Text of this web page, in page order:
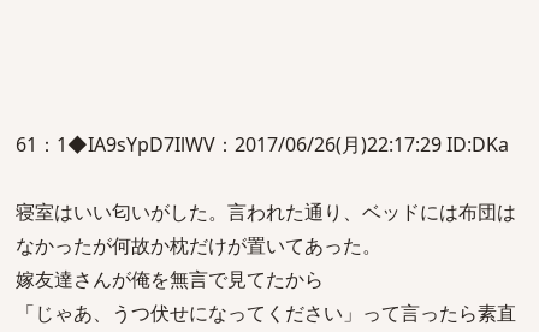
61：1◆IA9sYpD7IlWV：2017/06/26(月)22:17:29 ID:DKa
寝室はいい匂いがした。言われた通り、ベッドには布団は
なかったが何故か枕だけが置いてあった。
嫁友達さんが俺を無言で見てたから
「じゃあ、うつ伏せになってください」って言ったら素直